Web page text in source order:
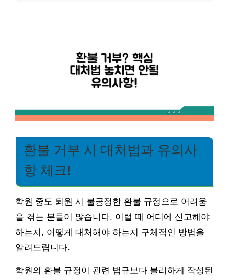
환불 거부 시 대처법과 유의사
항 체크!
학원 중도 퇴원 시 불공정한 환불 규정으로 어려움
을 겪는 분들이 많습니다. 이럴 때 어디에 신고해야
하는지, 어떻게 대처해야 하는지 구체적인 방법을
알려드립니다.
학원의 환불 규정이 관련 법규보다 불리하게 작성된